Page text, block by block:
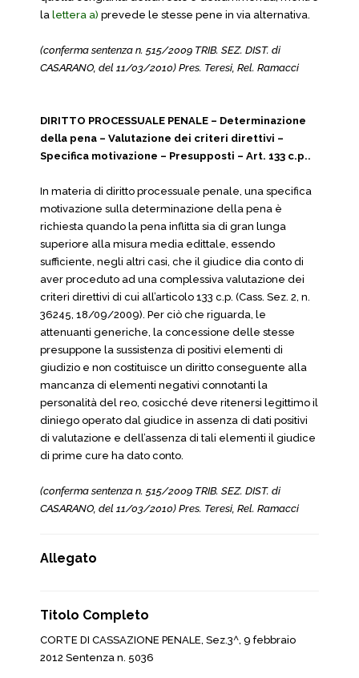
la lettera a) prevede le stesse pene in via alternativa.
(conferma sentenza n. 515/2009 TRIB. SEZ. DIST. di
CASARANO, del 11/03/2010) Pres. Teresi, Rel. Ramacci
DIRITTO PROCESSUALE PENALE – Determinazione
della pena – Valutazione dei criteri direttivi –
Specifica motivazione – Presupposti – Art. 133 c.p..
In materia di diritto processuale penale, una specifica
motivazione sulla determinazione della pena è
richiesta quando la pena inflitta sia di gran lunga
superiore alla misura media edittale, essendo
sufficiente, negli altri casi, che il giudice dia conto di
aver proceduto ad una complessiva valutazione dei
criteri direttivi di cui all’articolo 133 c.p. (Cass. Sez. 2, n.
36245, 18/09/2009). Per ciò che riguarda, le
attenuanti generiche, la concessione delle stesse
presuppone la sussistenza di positivi elementi di
giudizio e non costituisce un diritto conseguente alla
mancanza di elementi negativi connotanti la
personalità del reo, cosicché deve ritenersi legittimo il
diniego operato dal giudice in assenza di dati positivi
di valutazione e dell’assenza di tali elementi il giudice
di prime cure ha dato conto.
(conferma sentenza n. 515/2009 TRIB. SEZ. DIST. di
CASARANO, del 11/03/2010) Pres. Teresi, Rel. Ramacci
Allegato
Titolo Completo
CORTE DI CASSAZIONE PENALE, Sez.3^, 9 febbraio
2012 Sentenza n. 5036